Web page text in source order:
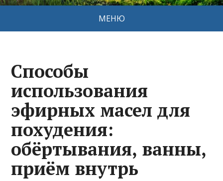
МЕНЮ
Способы
использования
эфирных масел для
похудения:
обёртывания, ванны,
приём внутрь